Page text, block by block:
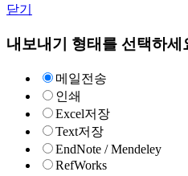
닫기
내보내기 형태를 선택하세
메일전송
인쇄
Excel저장
Text저장
EndNote / Mendeley
RefWorks